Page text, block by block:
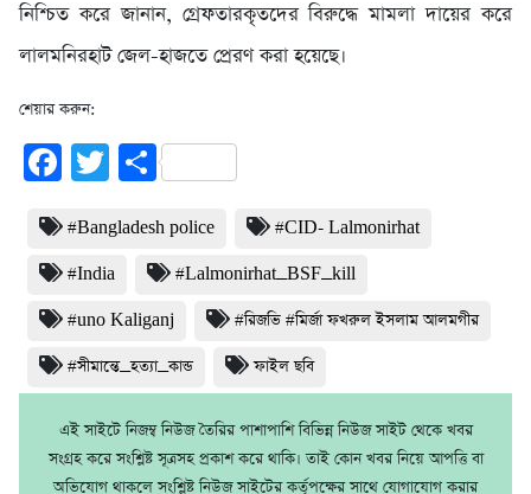
নিশ্চিত করে জানান, গ্রেফতারকৃতদের বিরুদ্ধে মামলা দায়ের করে
লালমনিরহাট জেল-হাজতে প্রেরণ করা হয়েছে।
শেয়ার করুন:
Facebook
TwitterShare
#Bangladesh police #CID- Lalmonirhat
#India #Lalmonirhat_BSF_kill
#uno Kaliganj #রিজভি #মির্জা ফখরুল ইসলাম আলমগীর
#সীমান্তে_হত্যা_কান্ড ফাইল ছবি
এই সাইটে নিজম্ব নিউজ তৈরির পাশাপাশি বিভিন্ন নিউজ সাইট থেকে খবর
সংগ্রহ করে সংশ্লিষ্ট সূত্রসহ প্রকাশ করে থাকি। তাই কোন খবর নিয়ে আপত্তি বা
অভিযোগ থাকলে সংশ্লিষ্ট নিউজ সাইটের কর্তৃপক্ষের সাথে যোগাযোগ করার